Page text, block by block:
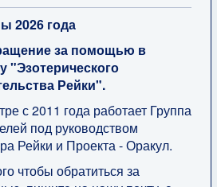
2026 года
за помощью в
"Эзотерического
Рейки".
с 2011 года работает Группа
под руководством
Рейки и Проекта - Оракул.
чтобы обратиться за